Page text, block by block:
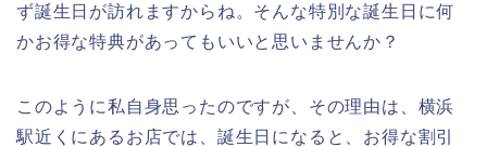
ず誕生日が訪れますからね。そんな特別な誕生日に何
かお得な特典があってもいいと思いませんか？
このように私自身思ったのですが、その理由は、横浜
駅近くにあるお店では、誕生日になると、お得な割引